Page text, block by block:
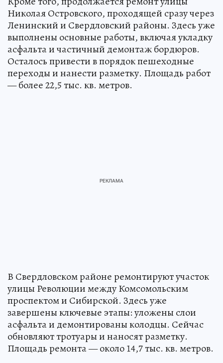
Николая Островского, проходящей сразу через
Ленинский и Свердловский районы. Здесь уже
выполнены основные работы, включая укладку
асфальта и частичный демонтаж бордюров.
Осталось привести в порядок пешеходные
переходы и нанести разметку. Площадь работ
— более 22,5 тыс. кв. метров.
В Свердловском районе ремонтируют участок
улицы Революции между Комсомольским
проспектом и Сибирской. Здесь уже
завершены ключевые этапы: уложены слои
асфальта и демонтированы колодцы. Сейчас
обновляют тротуары и наносят разметку.
Площадь ремонта — около 14,7 тыс. кв. метров.